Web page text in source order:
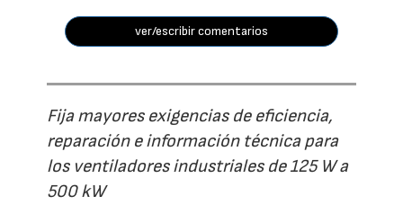
ver/escribir comentarios
Fija mayores exigencias de eficiencia,
reparación e información técnica para
los ventiladores industriales de 125 W a
500 kW